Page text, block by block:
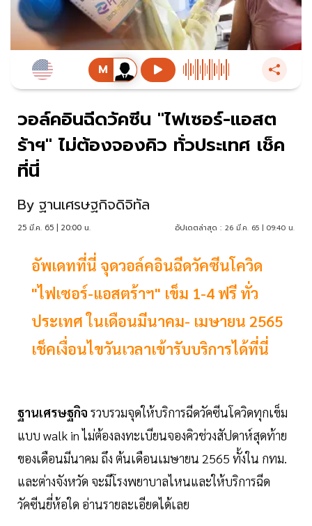
วอล์คอินฉีดวัคซีน "ไฟเซอร์-แอสต
ร้าฯ" ไม่ต้องจองคิว ทั่วประเทศ เช็ค
ที่นี่
By ฐานเศรษฐกิจดิจิทัล
25 มี.ค. 65 | 20:00 น. อัปเดตล่าสุด : 26 มี.ค. 65 | 09:40 น.
อัพเดทที่นี่ จุดวอล์คอินฉีดวัคซีนโควิด
"ไฟเซอร์-แอสตร้าฯ" เข็ม 1-4 ฟรี ทั่ว
ประเทศ ในเดือนมีนาคม- เมษายน 2565
เช็คเงื่อนไขวันเวลาเข้ารับบริการได้ที่นี่
ฐานเศรษฐกิจ รวบรวมจุดให้บริการฉีดวัคซีนโควิดทุกเข็ม
แบบ walk in ไม่ต้องลงทะเบียนจองคิวช่วงสัปดาห์สุดท้าย
ของเดือนมีนาคม ถึง ต้นเดือนเมษายน 2565 ทั้งใน กทม.
และต่างจังหวัด จะมีโรงพยาบาลไหนและให้บริการฉีด
วัคซีนยี่ห้อใด อ่านรายละเอียดได้เลย